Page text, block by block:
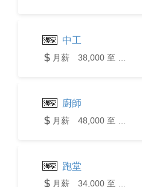
中工
廚師
跑堂